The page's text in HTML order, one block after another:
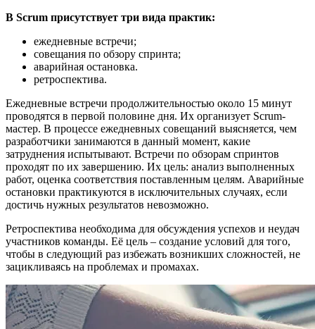
В Scrum присутствует три вида практик:
ежедневные встречи;
совещания по обзору спринта;
аварийная остановка.
ретроспектива.
Ежедневные встречи продолжительностью около 15 минут
проводятся в первой половине дня. Их организует Scrum-
мастер. В процессе ежедневных совещаний выясняется, чем
разработчики занимаются в данный момент, какие
затруднения испытывают. Встречи по обзорам спринтов
проходят по их завершению. Их цель: анализ выполненных
работ, оценка соответствия поставленным целям. Аварийные
остановки практикуются в исключительных случаях, если
достичь нужных результатов невозможно.
Ретроспектива необходима для обсуждения успехов и неудач
участников команды. Её цель – создание условий для того,
чтобы в следующий раз избежать возникших сложностей, не
зацикливаясь на проблемах и промахах.